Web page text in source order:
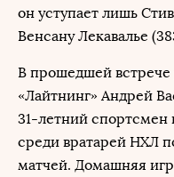
он уступает лишь
Венсану Лекавалье
В прошедшей встрече
«Лайтнинг» Андрей
31-летний
среди вратарей НХЛ
матчей. Домашняя